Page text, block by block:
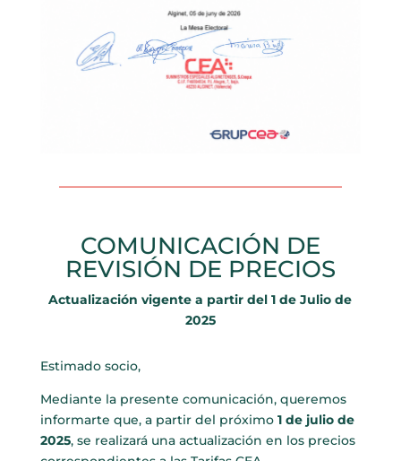
COMUNICACIÓN DE
REVISIÓN DE PRECIOS
Actualización vigente a partir del 1 de Julio de
2025
Estimado socio,
Mediante la presente comunicación, queremos
informarte que, a partir del próximo 1 de julio de
2025, se realizará una actualización en los precios